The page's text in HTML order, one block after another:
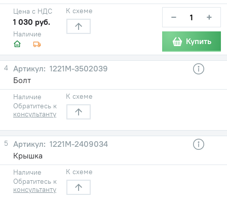
Наличие
Цена с НДС
1 030 руб.
К схеме − +
Купить
4
1221М-3502039
Болт
Наличие
Обратитесь к
консультанту
К схеме
5
1221М-2409034
Крышка
Наличие
Обратитесь к
консультанту
К схеме